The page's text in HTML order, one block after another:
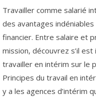
Travailler comme salarié
des avantages indéniables
financier. Entre salaire et
mission, découvrez s’il
travailler en intérim sur le
Principes du travail en
y a les agences d’intérim